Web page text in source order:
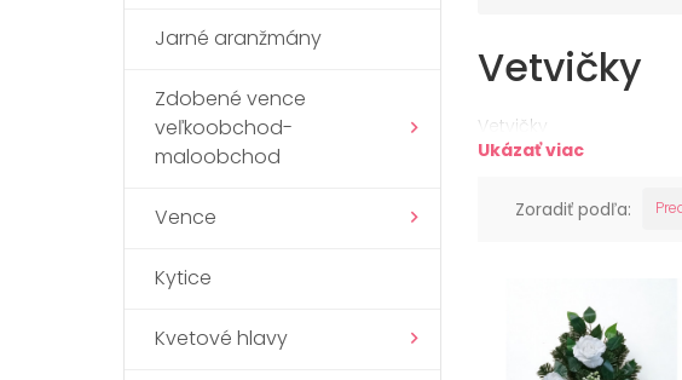
Jarné aranžmány
Zdobené vence
veľkoobchod-
maloobchod
Vence
Kytice
Kvetové hlavy
Vetvičky
Vetvičky
Ukázať viac
Zoradiť podľa: